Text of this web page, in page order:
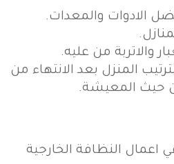
الادوات والمعدات.
والاتربة من عليه.
المنزل بعد الانتهاء من
حيث المعيشة.
اعمال النظافة الخارجية